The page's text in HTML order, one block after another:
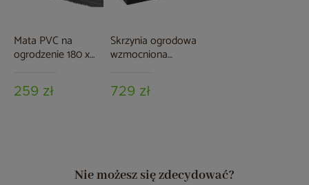
Mata PVC na
ogrodzenie 180 x
259 zł
Skrzynia ogrodowa
wzmocniona
729 zł
Nie możesz się zdecydować?